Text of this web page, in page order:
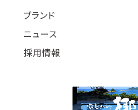
ブランド
ニュース
採用情報